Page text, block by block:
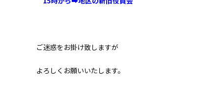
ご迷惑をお掛け致しますが
よろしくお願いいたします。